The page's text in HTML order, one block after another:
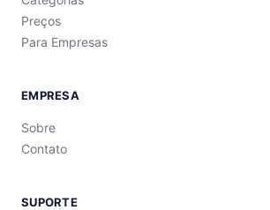
Preços
Para Empresas
EMPRESA
Sobre
Contato
SUPORTE